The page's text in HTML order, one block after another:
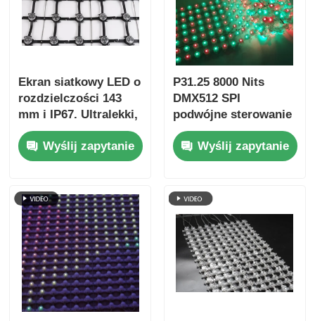
Ekran siatkowy LED o
rozdzielczości 143
mm i IP67. Ultralekki,
duży wyświetlacz
zewnętrzny do
kreatywnych
krajobrazu
miejskiego
Wyślij zapytanie
P31.25 8000 Nits
DMX512 SPI
podwójne sterowanie
energooszczędny
ekran LED
zewnętrzny o niskiej
Wyślij zapytanie